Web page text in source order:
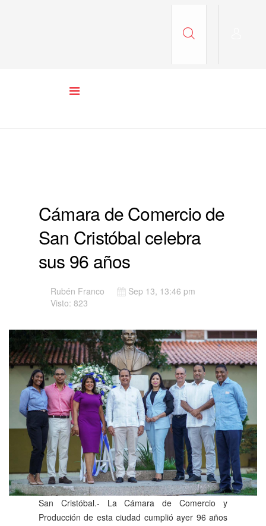
Cámara de Comercio de
San Cristóbal celebra
sus 96 años
Rubén Franco
Sep 13, 13:46 pm
Visto: 823
San Cristóbal.- La Cámara de Comercio y
Producción de esta ciudad cumplió ayer 96 años